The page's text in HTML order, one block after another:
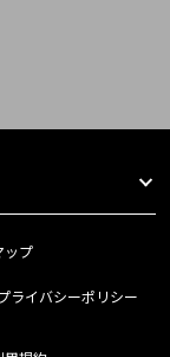
ップ
ライバシーポリシー